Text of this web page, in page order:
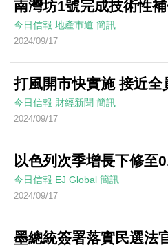
南灣坊1號完成技術性
今日信報 地產市道 簡訊
2024/09/17
打風開市快實施 接近全
今日信報 財經新聞 簡訊
2024/09/17
以色列次季增長下修至
今日信報 EJ Global 簡訊
2024/09/17
墨總統簽署落實民選法